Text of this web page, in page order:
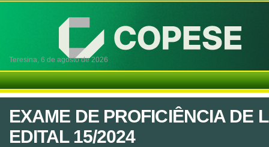
Teresina, 6 de agosto de 2026
EXAME DE PROFICIÊNCIA DE
EDITAL 15/2024